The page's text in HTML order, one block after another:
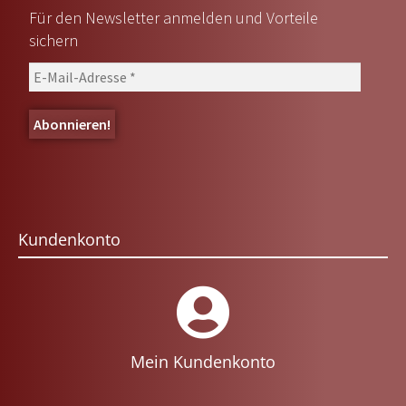
Für den Newsletter anmelden und Vorteile
sichern
Kundenkonto
Mein Kundenkonto